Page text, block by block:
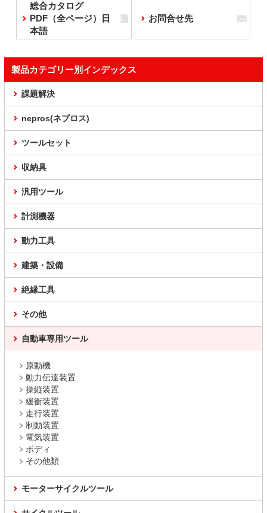
総合カタログ
PDF（全ページ）日
本語
お問合せ先
製品カテゴリー別インデックス
課題解決
nepros(ネプロス)
ツールセット
収納具
汎用ツール
計測機器
動力工具
建築・設備
絶縁工具
その他
自動車専用ツール
原動機
動力伝達装置
操縦装置
緩衝装置
走行装置
制動装置
電気装置
ボディ
その他類
モーターサイクルツール